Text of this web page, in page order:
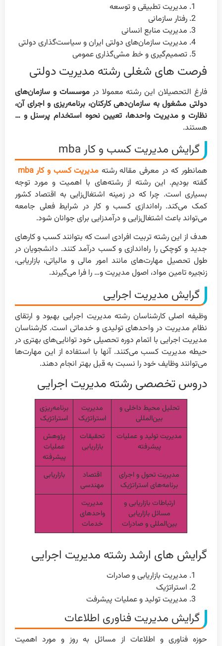
مدیریت تطبیقی و توسعه
رفتار سازمانی
مدیریت منابع انسانی
مدیریت سازمان‌های دولتی ایران و سیاست‌گذاری دولتی
تصمیم‌گیری و خط مشی‌گذاری عمومی
فرصت های شغلی رشته مدیریت دولتی
فارغ التحصیلان این رشته معمولا در
موسسات و سازمان‎‌های
دولتی مشغول به سازمان‌دهی کارکنان، برنامه‌ریزی و اجرای آن،
نظارت و مدیریت واحدها، تعیین نحوه استخدام پرسنل و …
هستند.
گرایش مدیریت کسب و کار mba
همانطور که در معرفی مقاله رشته مدیریت کسب و کار mba
گفته بودیم. این رشته از رشته‌های با اهمیت و مورد توجه
بسیاری است. چرا که در زمینه اشتغال‌زایی به اقتصاد کشور
کمک می‌کند. راه‌اندازی کسب و کار در شرایط فعلی جامعه
می‌تواند باعث اشتغال‌زایی و درآمد‌زایی برای جوانان شود.
هدف از این رشته تربیت افرادی است که بتوانند کسب و کارهای
جدید و کوچکی را راه‌اندازی و کسب درآمد کنند. دانشجویان در
طول تحصیل مهارت‌های مانند امور مالی و مالیاتی، بازاریابی،
زنجیره تامین مواد، اصول مدیریت و… را فرا می‌گیرند.
گرایش مدیریت اجرایی
وظیفه اصلی کارشناسان رشته مدیریت اجرایی بهبود و ارتقای
نظام مدیریت در واحدهای تولیدی و خدماتی است. کارشناسان
مدیریت اجرایی با اتمام دوره تحصیلی خود توانایی‌های بهتری در
حیطه مدیریت کسب می‌کنند. آنها با استفاده از این مهارت‌ها
می‌توانند وظایف خود را نسبت به قبل بهتر انجام دهند.
دروس تخصصی رشته مدیریت اجرایی
تحلیل محیط داخلی و
بین‌المللی
مدیریت
استراتژیک
برنامه‌ریزی
استراتژیک
مدیریت تولید و عملیات
پیشرفته
تحقیقات
بازاریابی
پژوهش
عملیات
پیشرفته
مدیریت تحول و اجرای
برنامه‌های استراتژیک
اقتصاد
مهندسی
بازاریابی
ارتباطات بازاریابی و
مسائل بازاریابی
بین‌المللی و صادرات
مدیریت
واحدهای
خدمات
گرایش های ارشد رشته مدیریت اجرایی
مدیریت بازاریابی و صادرات
استراتژیک
مدیریت تولید و عملیات پیشرفت
گرایش مدیریت فناوری اطلاعات
حوزه فناوری و اطلاعات از مسائل به روز و مورد اهمیت